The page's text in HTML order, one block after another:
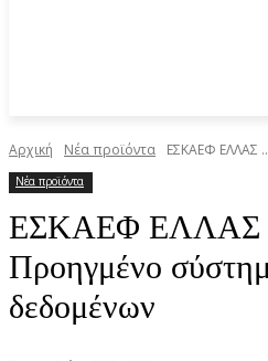
Αρχική Νέα προϊόντα ΕΣΚΑΕΦ ΕΛΛΑΣ
Νέα προϊόντα
ΕΣΚΑΕΦ
Προηγμένο
δεδομένων